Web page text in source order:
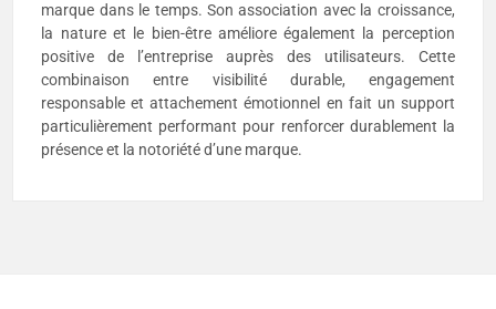
marque dans le temps. Son association avec la croissance,
la nature et le bien-être améliore également la perception
positive de l’entreprise auprès des utilisateurs. Cette
combinaison entre visibilité durable, engagement
responsable et attachement émotionnel en fait un support
particulièrement performant pour renforcer durablement la
présence et la notoriété d’une marque.